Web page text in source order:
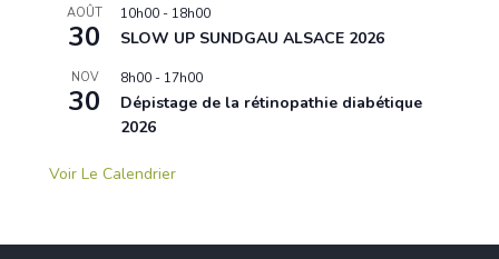
AOÛT
30
10h00 - 18h00
SLOW UP SUNDGAU ALSACE 2026
NOV
30
8h00 - 17h00
Dépistage de la rétinopathie diabétique
2026
Voir Le Calendrier